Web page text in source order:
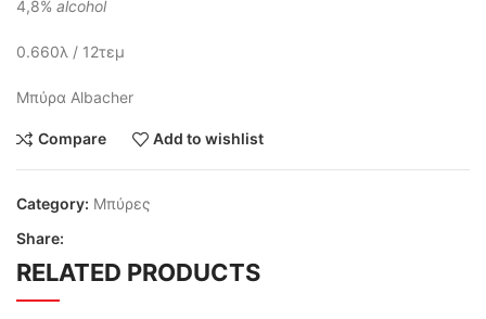
4,8% alcohol
0.660λ / 12τεμ
Μπύρα Albacher
Compare Add to wishlist
Category: Μπύρες
Share:
RELATED PRODUCTS